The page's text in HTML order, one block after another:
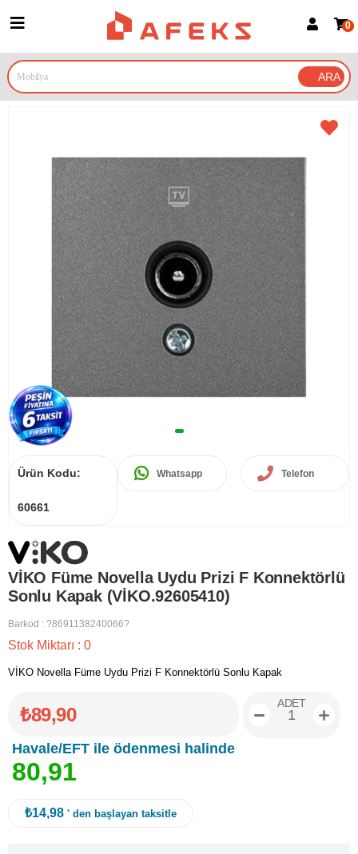
Google İle Bağlan
0
Ürün Kodu:
60661
Whatsapp Telefon
VİKO Füme Novella Uydu Prizi F Konnektörlü
Sonlu Kapak (VİKO.92605410)
Barkod : ?8691138240066?
Stok Miktarı : 0
VİKO Novella Füme Uydu Prizi F Konnektörlü Sonlu Kapak
₺89,90
Havale/EFT ile ödenmesi halinde
80,91
ADET
₺14,98 ' den başlayan taksitle